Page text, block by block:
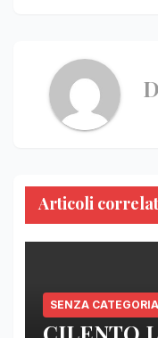
Articoli
SENZA CATEGORIA